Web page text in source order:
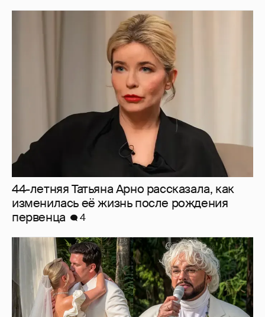
44-летняя Татьяна Арно рассказала, как
изменилась её жизнь после рождения
"Благословление" от Киркорова и слёзы
Галич: как прошла свадьба Клавы Коки и
Димы Масленникова